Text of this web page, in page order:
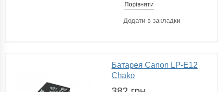
Порівняти
Додати в закладки
Батарея Canon LP-E12
Chako